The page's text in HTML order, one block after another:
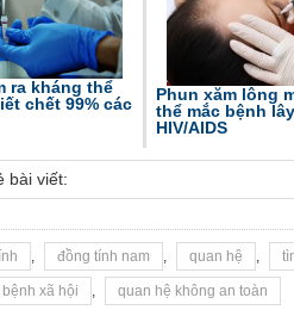
ra kháng thể
chết 99% các
Phun xăm lông
thể mắc bệnh
HIV/AIDS
bài viết:
, đồng tính nam , quan hệ ,
bệnh xã hội , quan hệ không an toàn